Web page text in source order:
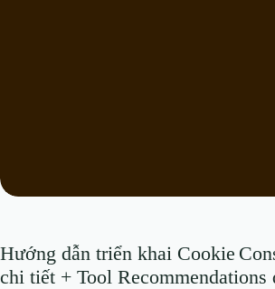
Hướng dẫn triển khai Cookie
chi tiết + Tool Recommendations